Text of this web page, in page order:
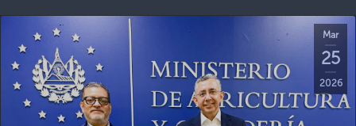
Mar
25
2026